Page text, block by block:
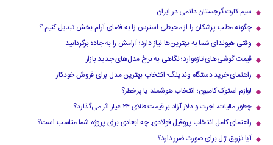
سیم کارت گرجستان دائمی در ایران
چگونه مطب پزشکان را از محیطی استرس زا به فضای آرام بخش تبدیل کنیم ؟
وقتی هیوندای شما به بهترین‌ها نیاز دارد؛ آرامش را به جاده برگردانید
قیمت گوشی‌های تازه‌وارد؛ نگاهی به نرخ مدل‌های جدید بازار
راهنمای خرید دستگاه وندینگ: انتخاب بهترین مدل برای فروش خودکار
لوازم استوک کامیون؛ انتخاب هوشمند یا پرخطر؟
چطور مالیات، اجرت و دلار آزاد بر قیمت طلای ۲۴ عیار اثر می‌گذارد؟
راهنمای کامل انتخاب پروفیل فولادی: چه ابعادی برای پروژه شما مناسب است؟
آیا تزریق ژل برای صورت ضرر دارد​؟